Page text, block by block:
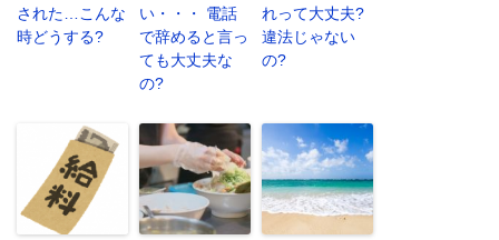
された…こんな
時どうする?
い・・・ 電話
で辞めると言っ
ても大丈夫な
の?
れって大丈夫?
違法じゃない
の?